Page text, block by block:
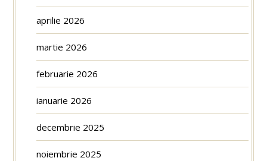
aprilie 2026
martie 2026
februarie 2026
ianuarie 2026
decembrie 2025
noiembrie 2025